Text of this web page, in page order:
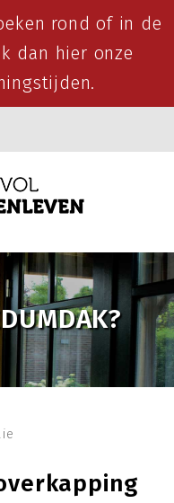
rond of in de
dan hier onze